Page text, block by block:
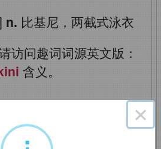
n. 比基尼，两截式泳衣
访问趣词词源英文版：
含义。
×